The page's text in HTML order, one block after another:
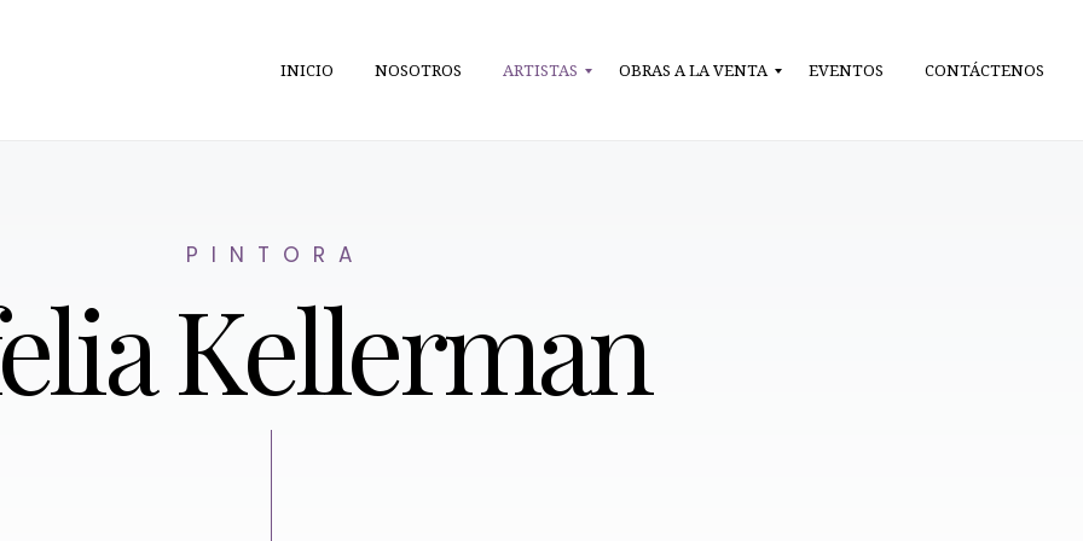
INICIO NOSOTROS ARTISTAS OBRAS A LA VENTA EVENTOS CONTÁCTENOS
P I N T O R A
Kellerman